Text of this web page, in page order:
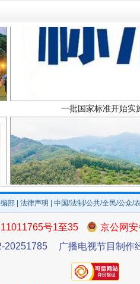
一批国家标准开始实施
部 法律声明 | 中国/法制/公共/全民/公众/
号1至35
京公网
20251785
广播电视节目制作